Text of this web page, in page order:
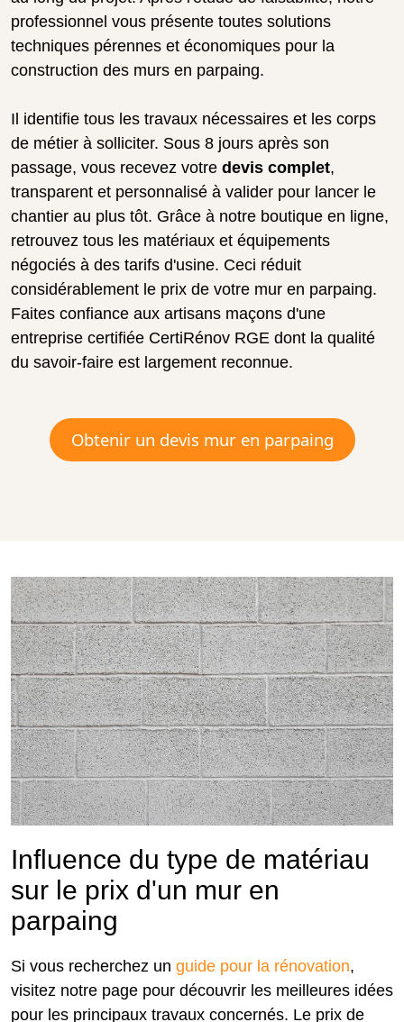
professionnel vous présente toutes solutions
techniques pérennes et économiques pour la
construction des murs en parpaing.
Il identifie tous les travaux nécessaires et les corps
de métier à solliciter. Sous 8 jours après son
passage, vous recevez votre devis complet,
transparent et personnalisé à valider pour lancer le
chantier au plus tôt. Grâce à notre boutique en ligne,
retrouvez tous les matériaux et équipements
négociés à des tarifs d'usine. Ceci réduit
considérablement le prix de votre mur en parpaing.
Faites confiance aux artisans maçons d'une
entreprise certifiée CertiRénov RGE dont la qualité
du savoir-faire est largement reconnue.
Obtenir un devis mur en parpaing
Influence du type de matériau
sur le prix d'un mur en
parpaing
Si vous recherchez un guide pour la rénovation,
visitez notre page pour découvrir les meilleures idées
pour les principaux travaux concernés. Le prix de